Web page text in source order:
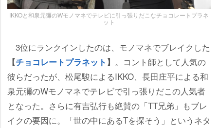
IKKOと和泉元彌のWモノマネでテレビに引っ張りだこなチョコレートプラネ
ット
3位にランクインしたのは、モノマネでブレイクした
【チョコレートプラネット 】 。コント師として人気の
彼らだったが、松尾駿によるIKKO、長田庄平による和
泉元彌のWモノマネでテレビで引っ張りだこの人気者
となった。さらに有吉弘行も絶賛の「TT兄弟」もブレ
イクの要因に。「世の中にあるTを探そう」というネタ